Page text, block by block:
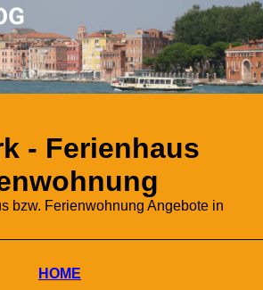
- Ferienhaus
bzw. Ferienwohnung Angebote in
HOME